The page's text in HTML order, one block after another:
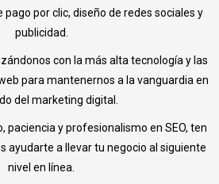
pago por clic, diseño de redes sociales y
publicidad.
con la más alta tecnología y las
para mantenernos a la vanguardia en
del marketing digital.
paciencia y profesionalismo en SEO, ten
ayudarte a llevar tu negocio al siguiente
nivel en línea.